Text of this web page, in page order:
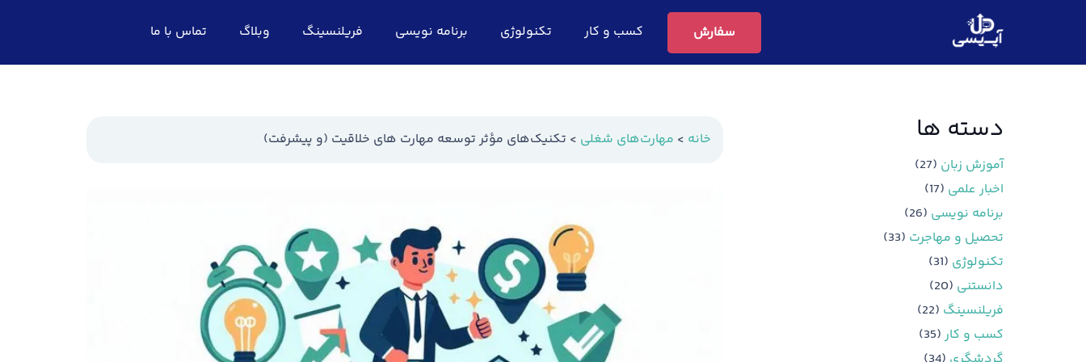
سفارش کسب و کار تکنولوژی برنامه نویسی فریلنسینگ وبلاگ تماس با ما
خانه > مهارت‌های شغلی > تکنیک‌های مؤثر توسعه مهارت های خلاقیت (و پیشرفت) دسته ها
آموزش زبان (27)
اخبار علمی (17)
برنامه نویسی (26)
تحصیل و مهاجرت (33)
تکنولوژی (31)
دانستنی (20)
فریلنسینگ (22)
کسب و کار (35)